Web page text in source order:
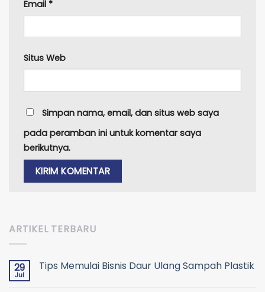
Email *
Situs Web
Simpan nama, email, dan situs web saya
pada peramban ini untuk komentar saya
berikutnya.
ARTIKEL TERBARU
29
Jul
Tips Memulai Bisnis Daur Ulang Sampah Plastik